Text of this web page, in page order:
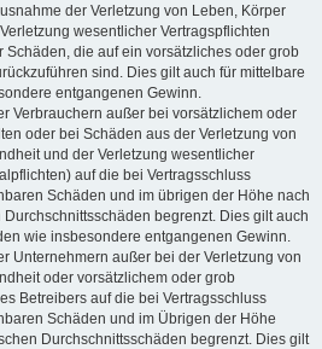
der Verletzung von Leben, Körper
wesentlicher Vertragspflichten
Schäden, die auf ein vorsätzliches oder grob
sind. Dies gilt auch für mittelbare
entgangenen Gewinn.
Verbrauchern außer bei vorsätzlichem oder
oder bei Schäden aus der Verletzung von
und der Verletzung wesentlicher
auf die bei Vertragsschluss
Schäden und im übrigen der Höhe nach
begrenzt. Dies gilt auch
wie insbesondere entgangenen Gewinn.
Unternehmern außer bei der Verletzung von
oder vorsätzlichem oder grob
Betreibers auf die bei Vertragsschluss
Schäden und im Übrigen der Höhe
Durchschnittsschäden begrenzt. Dies gilt